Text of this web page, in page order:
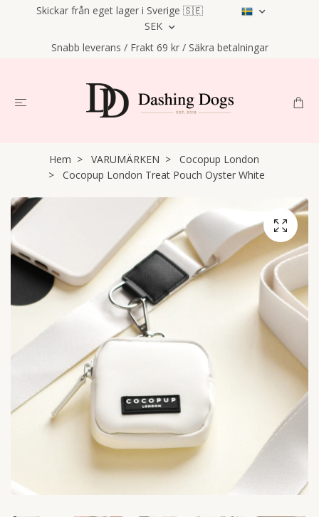
Skickar från eget lager i Sverige 🇸🇪
SEK
Snabb leverans / Frakt 69 kr / Säkra betalningar
Hem VARUMÄRKEN
Cocopup London
Cocopup London Treat Pouch Oyster White